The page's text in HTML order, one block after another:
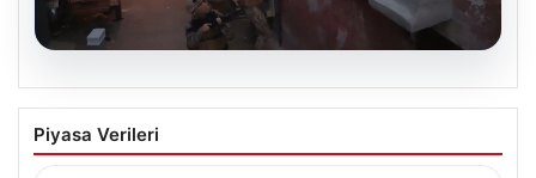
İçişleri Bakanlığı’ndan Geniş Kapsamlı
Uyuşturucu Operasyonu Açıklaması
Piyasa Verileri